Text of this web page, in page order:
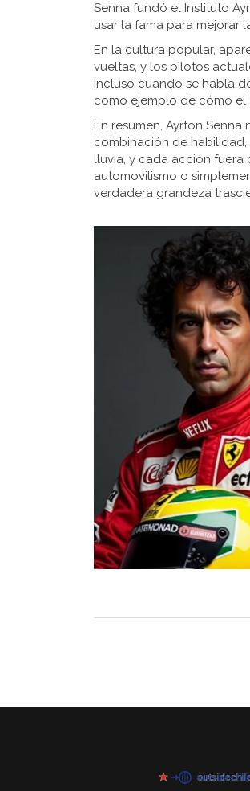
Senna fundó el Instituto
usar la fama para mejorar
En la cultura popular,
vueltas, y los pilotos
Incluso cuando se habla
como ejemplo de cómo el
En resumen, Ayrton
combinación de
lluvia, y cada acción fuera
automovilismo o
verdadera grandeza